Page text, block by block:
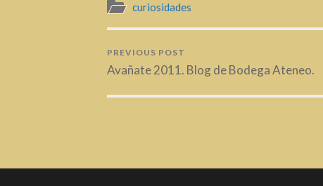
curiosidades
PREVIOUS POST
Avañate 2011. Blog de Bodega Ateneo.